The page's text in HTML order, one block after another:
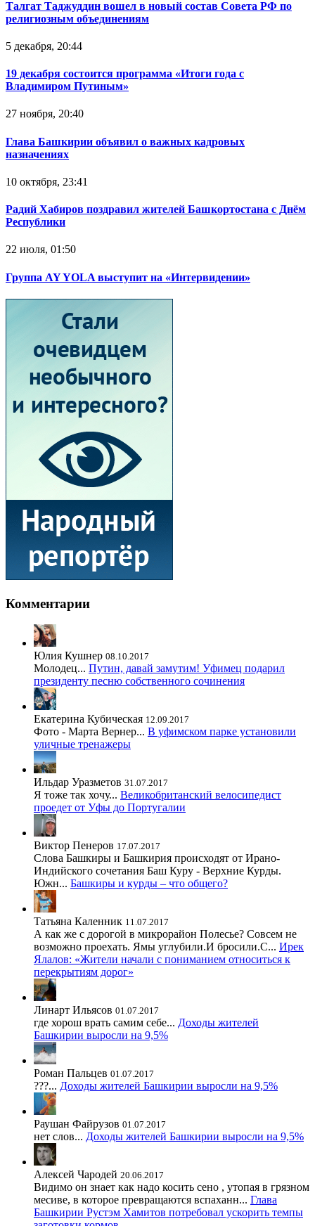
Талгат Таджуддин вошел в новый состав Совета РФ по
религиозным объединениям
5 декабря, 20:44
19 декабря состоится программа «Итоги года с
Владимиром Путиным»
27 ноября, 20:40
Глава Башкирии объявил о важных кадровых
назначениях
10 октября, 23:41
Радий Хабиров поздравил жителей Башкортостана с Днём
Республики
22 июля, 01:50
Группа AY YOLA выступит на «Интервидении»
Комментарии
Юлия Кушнер 08.10.2017
Молодец... Путин, давай замутим! Уфимец подарил
президенту песню собственного сочинения
Екатерина Кубическая 12.09.2017
Фото - Марта Вернер... В уфимском парке установили
уличные тренажеры
Ильдар Уразметов 31.07.2017
Я тоже так хочу... Великобританский велосипедист
проедет от Уфы до Португалии
Виктор Пенеров 17.07.2017
Слова Башкиры и Башкирия происходят от Ирано-
Индийского сочетания Баш Куру - Верхние Курды.
Южн... Башкиры и курды – что общего?
Татьяна Каленник 11.07.2017
А как же с дорогой в микрорайон Полесье? Совсем не
возможно проехать. Ямы углубили.И бросили.С... Ирек
Ялалов: «Жители начали с пониманием относиться к
перекрытиям дорог»
Линарт Ильясов 01.07.2017
где хорош врать самим себе... Доходы жителей
Башкирии выросли на 9,5%
Роман Пальцев 01.07.2017
???... Доходы жителей Башкирии выросли на 9,5%
Раушан Файрузов 01.07.2017
нет слов... Доходы жителей Башкирии выросли на 9,5%
Алексей Чародей 20.06.2017
Видимо он знает как надо косить сено , утопая в грязном
месиве, в которое превращаются вспаханн... Глава
Башкирии Рустэм Хамитов потребовал ускорить темпы